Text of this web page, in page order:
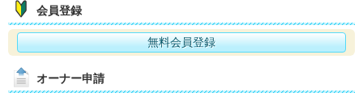
会員登録
無料会員登録
オーナー申請